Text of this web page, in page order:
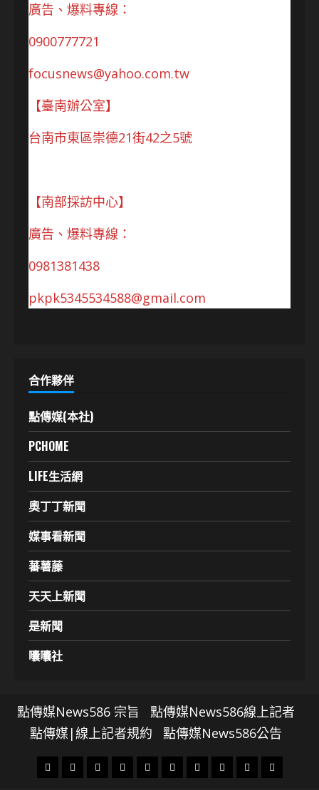
廣告、爆料專線：
0900777721
focusnews@yahoo.com.tw
【臺南辦公室】
台南市東區崇德21街42之5號
【南部採訪中心】
廣告、爆料專線：
0981381438
pkpk5345534588@gmail.com
合作夥伴
點傳媒(本社)
PCHOME
LIFE生活網
奧丁丁新聞
媒事看新聞
蕃薯藤
天天上新聞
是新聞
囔囔社
點傳媒News586 宗旨
點傳媒News586線上記者
點傳媒|線上記者規約
點傳媒News586公告
頭
財
地
文
專
娛
政
國
運
生